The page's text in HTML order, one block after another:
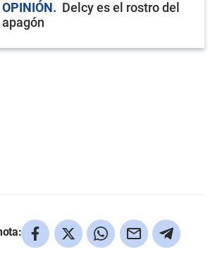
OPINIÓN
Delcy es el rostro del
apagón